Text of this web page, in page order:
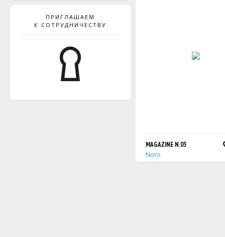
ПРИГЛАШАЕМ
К СОТРУДНИЧЕСТВУ
MAGAZINE N.03
Noro